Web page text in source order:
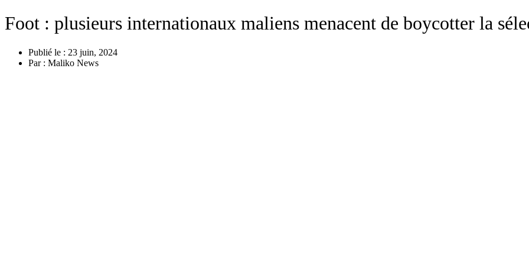
Foot : plusieurs internationaux maliens menacent de boycotter la
Publié le : 23 juin, 2024
Par : Maliko News